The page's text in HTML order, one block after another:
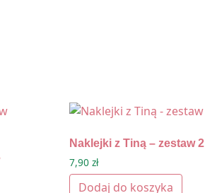
Naklejki z Tiną – zestaw 2
7,90zł
Dodaj do koszyka